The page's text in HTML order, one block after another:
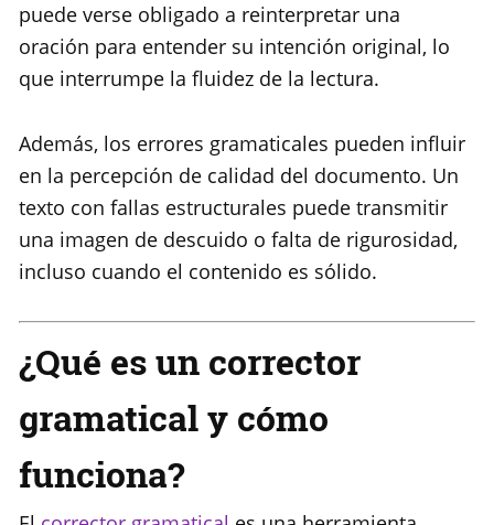
puede verse obligado a reinterpretar una
oración para entender su intención original, lo
que interrumpe la fluidez de la lectura.
Además, los errores gramaticales pueden influir
en la percepción de calidad del documento. Un
texto con fallas estructurales puede transmitir
una imagen de descuido o falta de rigurosidad,
incluso cuando el contenido es sólido.
¿Qué es un corrector
gramatical y cómo
funciona?